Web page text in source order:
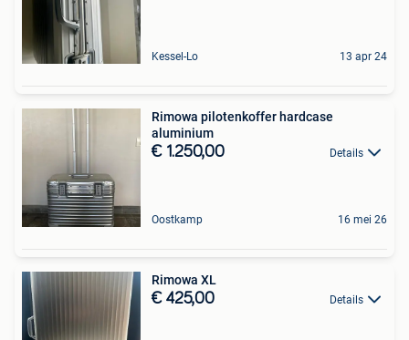
Kessel-Lo 13 apr 24
Rimowa pilotenkoffer hardcase
aluminium
€ 1.250,00 Details
Oostkamp 16 mei 26
Rimowa XL
€ 425,00 Details